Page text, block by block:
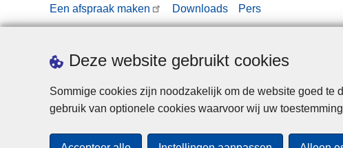
Deze website gebruikt cookies
Sommige cookies zijn noodzakelijk om de website goed te
gebruik van optionele cookies waarvoor wij uw
Een afspraak maken Downloads Pers